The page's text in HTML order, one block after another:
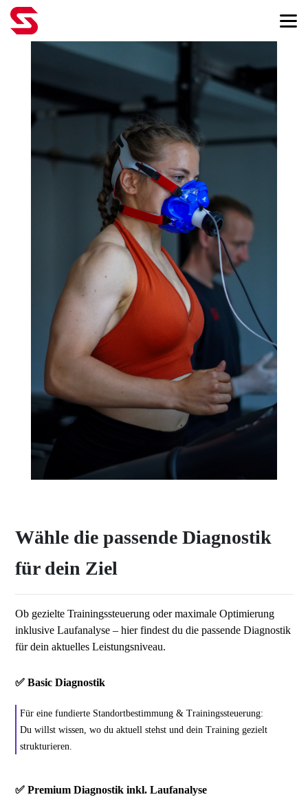
Wähle die passende Diagnostik
für dein Ziel
Ob gezielte Trainingssteuerung oder maximale Optimierung
inklusive Laufanalyse – hier findest du die passende Diagnostik
für dein aktuelles Leistungsniveau.
✅ Basic Diagnostik
Für eine fundierte Standortbestimmung & Trainingssteuerung:
Du willst wissen, wo du aktuell stehst und dein Training gezielt
strukturieren.
✅ Premium Diagnostik inkl. Laufanalyse